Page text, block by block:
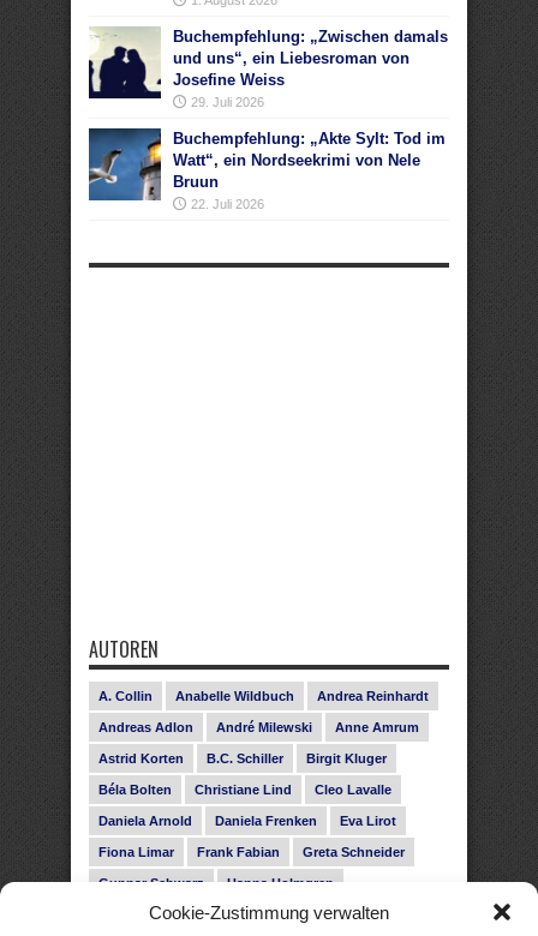
Cookie-Zustimmung verwalten
Buchempfehlung: „Zwischen damals
und uns“, ein Liebesroman von
Josefine Weiss
29. Juli 2026
Buchempfehlung: „Akte Sylt: Tod im
Watt“, ein Nordseekrimi von Nele
Bruun
22. Juli 2026
AUTOREN
A. Collin Anabelle Wildbuch Andrea Reinhardt
Andreas Adlon André Milewski Anne Amrum
Astrid Korten B.C. Schiller Birgit Kluger
Béla Bolten Christiane Lind Cleo Lavalle
Daniela Arnold Daniela Frenken Eva Lirot
Fiona Limar Frank Fabian Greta Schneider
Gunnar Schwarz Hanna Holmgren
Heike Fröhling Ina Glahe Ivo Pala J. Vellguth